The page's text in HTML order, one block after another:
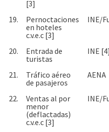
[3]
19.
Pernoctaciones
en hoteles
c.v.e.c [3]
INE/
20.
Entrada de
turistas
INE [4]
21.
Tráfico aéreo
de pasajeros
AENA
22.
Ventas al por
menor
(deflactadas)
c.v.e.c [3]
INE/